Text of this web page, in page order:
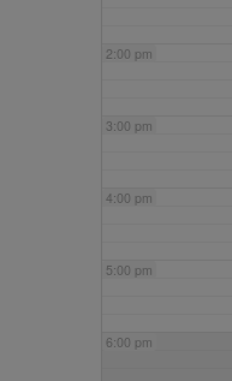
2:00 pm
3:00 pm
4:00 pm
5:00 pm
6:00 pm